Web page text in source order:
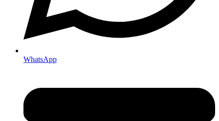
WhatsApp